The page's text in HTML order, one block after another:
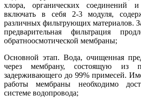
хлора, органических соединений
включать в себя 2-3 модуля,
различных фильтрующих материалов.
предварительная фильтрация
обратноосмотической мембраны;
Основной этап. Вода, очищенная
через мембрану, состоящую из
задерживающего до 99% примесей.
работы мембраны необходимо
системе водопровода;